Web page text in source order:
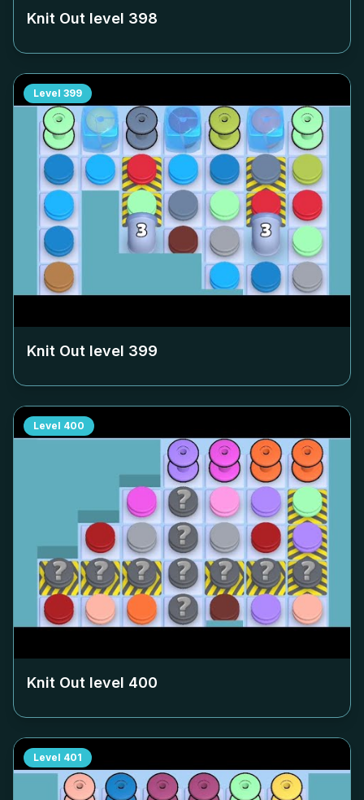
Knit Out level 398
Level 399
Knit Out level 399
Level 400
Knit Out level 400
Level 401